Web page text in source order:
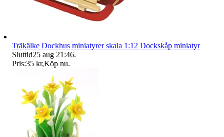
Träkälke Dockhus miniatyrer skala 1:12 Dockskåp miniatyr
Sluttid25 aug 21:46.
Pris:35 kr,Köp nu.